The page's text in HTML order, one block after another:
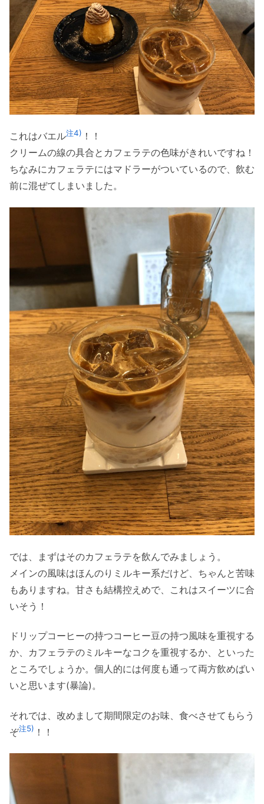
これはバエル注4) ！！
クリームの線の具合とカフェラテの色味がきれいですね！
ちなみにカフェラテにはマドラーがついているので、飲む
前に混ぜてしまいました。
では、まずはそのカフェラテを飲んでみましょう。
メインの風味はほんのりミルキー系だけど、ちゃんと苦味
もありますね。甘さも結構控えめで、これはスイーツに合
いそう！
ドリップコーヒーの持つコーヒー豆の持つ風味を重視する
か、カフェラテのミルキーなコクを重視するか、といった
ところでしょうか。個人的には何度も通って両方飲めばい
いと思います(暴論)。
それでは、改めまして期間限定のお味、食べさせてもらう
ぞ注5) ！！